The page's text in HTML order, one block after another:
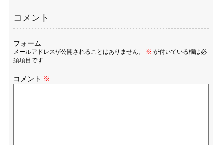
コメント
フォーム
メールアドレスが公開されることはありません。 ※ が付いている欄は必
須項目です
コメント ※